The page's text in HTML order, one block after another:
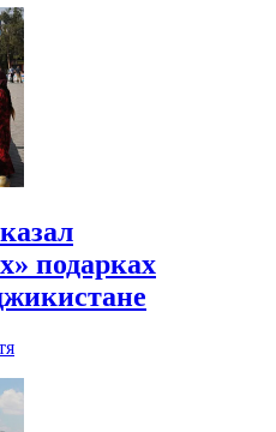
подарках